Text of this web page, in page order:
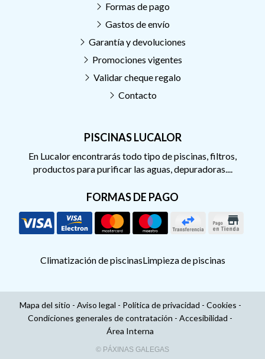
PISCINAS LUCALOR
En Lucalor encontrarás todo tipo de piscinas, filtros,
productos para purificar las aguas, depuradoras....
FORMAS DE PAGO
Formas de pago
Gastos de envío
Garantía y devoluciones
Promociones vigentes
Validar cheque regalo
Contacto
Climatización de piscinasLimpieza de piscinas
Mapa del sitio - Aviso legal - Política de privacidad - Cookies -
Condiciones generales de contratación - Accesibilidad -
Área Interna
© PÁXINAS GALEGAS